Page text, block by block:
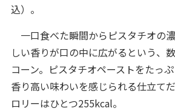
込）。
一口食べた瞬間からピスタチオの
しい香りが口の中に広がるという、
コーン。ピスタチオペーストをたっ
香り高い味わいを感じられる仕立て
ロリーはひとつ255kcal。